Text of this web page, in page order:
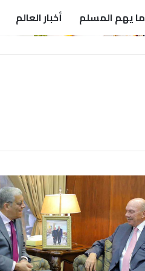
ما يهم المسلم أخبار العالم